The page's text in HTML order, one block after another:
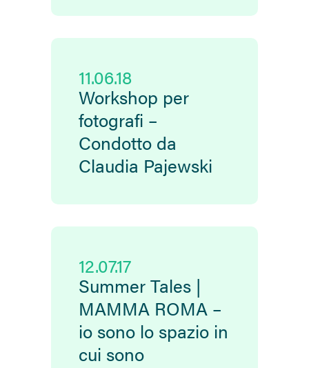
11.06.18
Workshop per
fotografi –
Condotto da
Claudia Pajewski
12.07.17
Summer Tales |
MAMMA ROMA –
io sono lo spazio in
cui sono